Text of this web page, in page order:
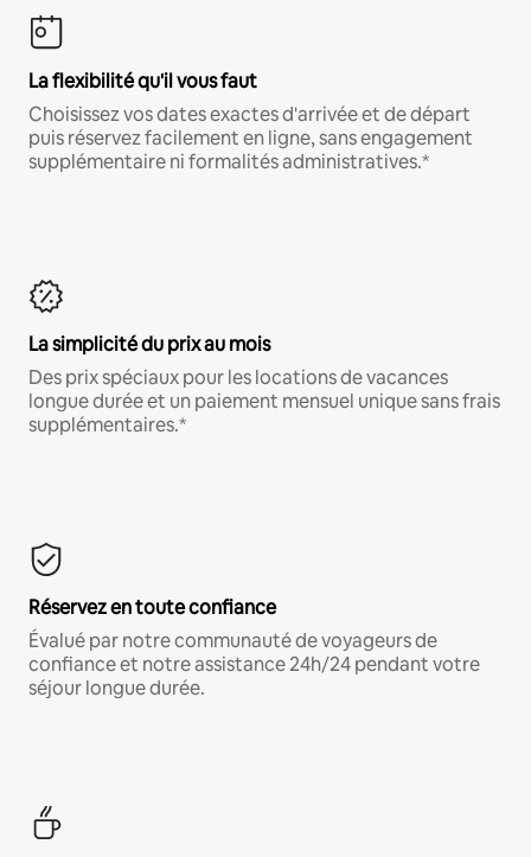
La flexibilité qu'il vous faut
Choisissez vos dates exactes d'arrivée et de départ
puis réservez facilement en ligne, sans engagement
supplémentaire ni formalités administratives.*
La simplicité du prix au mois
Des prix spéciaux pour les locations de vacances
longue durée et un paiement mensuel unique sans frais
supplémentaires.*
Réservez en toute confiance
Évalué par notre communauté de voyageurs de
confiance et notre assistance 24h/24 pendant votre
séjour longue durée.